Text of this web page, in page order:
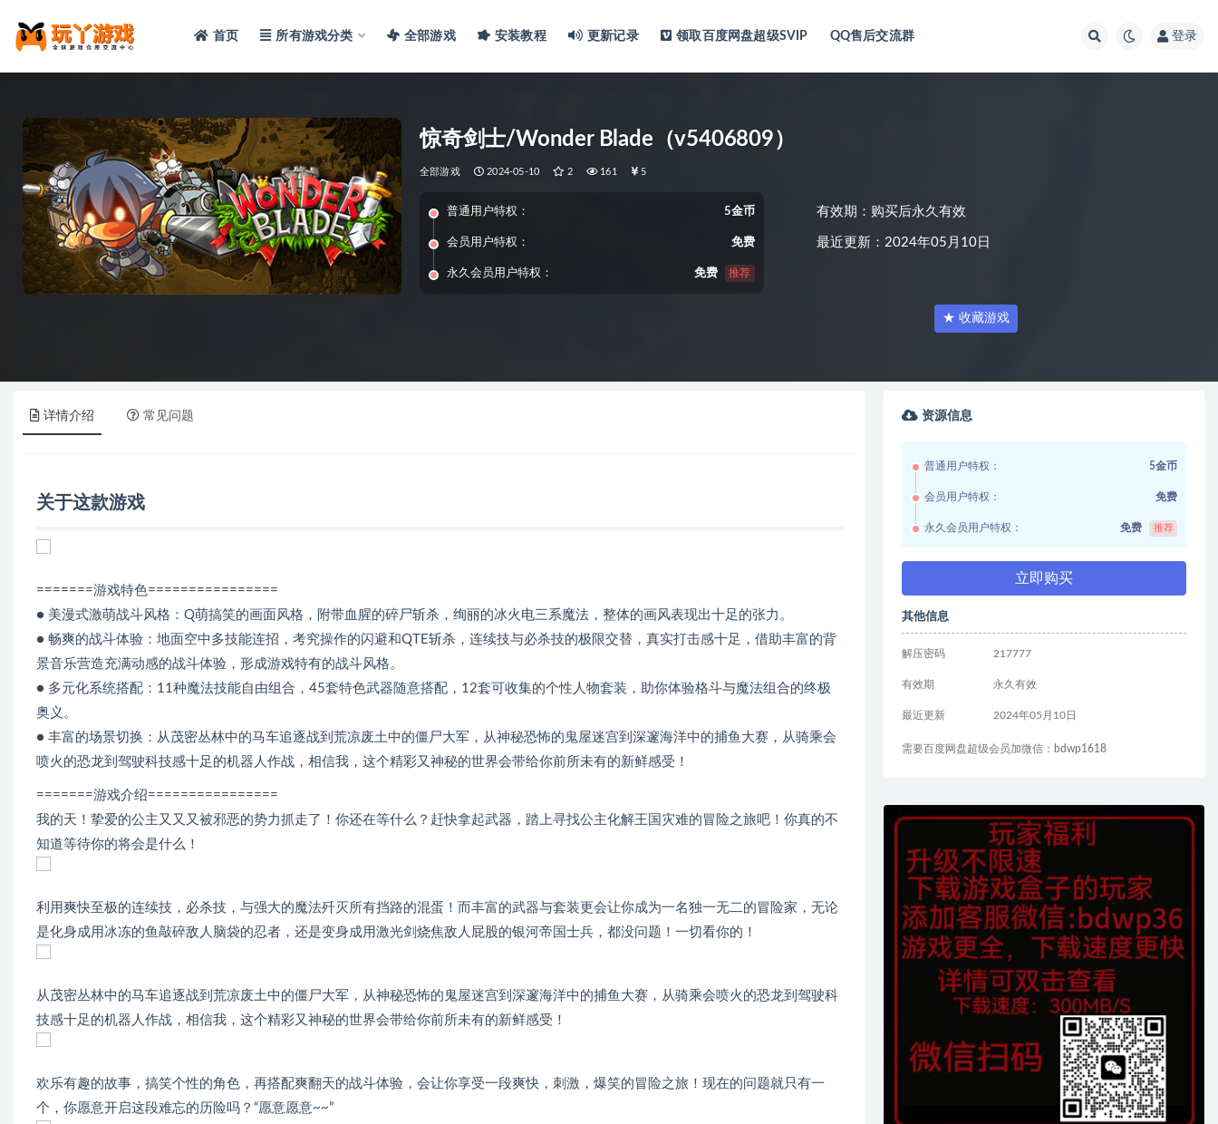
首页 所有游戏分类 全部游戏 安装教程 更新记录 领取百度网盘超级SVIP QQ售后交流群 登录
惊奇剑士/Wonder Blade（v5406809）
全部游戏 2024-05-10 2 161 5
普通用户特权： 5金币
会员用户特权： 免费
永久会员用户特权： 免费 推荐
有效期：购买后永久有效
最近更新：2024年05月10日
★ 收藏游戏
详情介绍 常见问题
关于这款游戏
=======游戏特色================
● 美漫式激萌战斗风格：Q萌搞笑的画面风格，附带血腥的碎尸斩杀，绚丽的冰火电三系魔法，整体的画风表现出十足的张力。
● 畅爽的战斗体验：地面空中多技能连招，考究操作的闪避和QTE斩杀，连续技与必杀技的极限交替，真实打击感十足，借助丰富的背
景音乐营造充满动感的战斗体验，形成游戏特有的战斗风格。
● 多元化系统搭配：11种魔法技能自由组合，45套特色武器随意搭配，12套可收集的个性人物套装，助你体验格斗与魔法组合的终极
奥义。
● 丰富的场景切换：从茂密丛林中的马车追逐战到荒凉废土中的僵尸大军，从神秘恐怖的鬼屋迷宫到深邃海洋中的捕鱼大赛，从骑乘会
喷火的恐龙到驾驶科技感十足的机器人作战，相信我，这个精彩又神秘的世界会带给你前所未有的新鲜感受！
=======游戏介绍================
我的天！挚爱的公主又又又被邪恶的势力抓走了！你还在等什么？赶快拿起武器，踏上寻找公主化解王国灾难的冒险之旅吧！你真的不
知道等待你的将会是什么！
利用爽快至极的连续技，必杀技，与强大的魔法歼灭所有挡路的混蛋！而丰富的武器与套装更会让你成为一名独一无二的冒险家，无论
是化身成用冰冻的鱼敲碎敌人脑袋的忍者，还是变身成用激光剑烧焦敌人屁股的银河帝国士兵，都没问题！一切看你的！
从茂密丛林中的马车追逐战到荒凉废土中的僵尸大军，从神秘恐怖的鬼屋迷宫到深邃海洋中的捕鱼大赛，从骑乘会喷火的恐龙到驾驶科
技感十足的机器人作战，相信我，这个精彩又神秘的世界会带给你前所未有的新鲜感受！
欢乐有趣的故事，搞笑个性的角色，再搭配爽翻天的战斗体验，会让你享受一段爽快，刺激，爆笑的冒险之旅！现在的问题就只有一
个，你愿意开启这段难忘的历险吗？“愿意愿意~~”
资源信息
普通用户特权： 5金币
会员用户特权： 免费
永久会员用户特权： 免费 推荐
立即购买
其他信息
解压密码 217777
有效期 永久有效
最近更新 2024年05月10日
需要百度网盘超级会员加微信：bdwp1618